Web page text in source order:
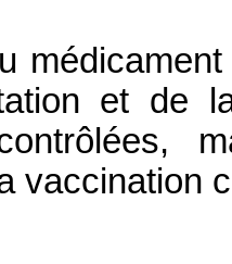
et de
vaccination